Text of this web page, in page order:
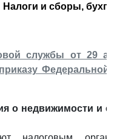
Налоги и сборы,
службы от 29
о недвижимости и